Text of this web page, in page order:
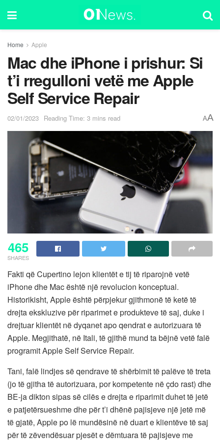
Home Apple
Mac dhe iPhone i prishur: Si
t’i rregulloni vetë me Apple
Self Service Repair
02/01/2023 Reading Time: 3 mins read AA
465
SHARES
Fakti që Cupertino lejon klientët e tij të riparojnë vetë
iPhone dhe Mac është një revolucion konceptual.
Historikisht, Apple është përpjekur gjithmonë të ketë të
drejta ekskluzive për riparimet e produkteve të saj, duke i
drejtuar klientët në dyqanet apo qendrat e autorizuara të
Apple. Megjithatë, në Itali, të gjithë mund ta bëjnë vetë falë
programit Apple Self Service Repair.
Tani, falë lindjes së qendrave të shërbimit të palëve të treta
(jo të gjitha të autorizuara, por kompetente në çdo rast) dhe
BE-ja dikton sipas së cilës e drejta e riparimit duhet të jetë
e patjetërsueshme dhe për t’i dhënë pajisjeve një jetë më
të gjatë, Apple po lë mundësinë në duart e klientëve të saj
për të zëvendësuar pjesët e dëmtuara të pajisjeve me